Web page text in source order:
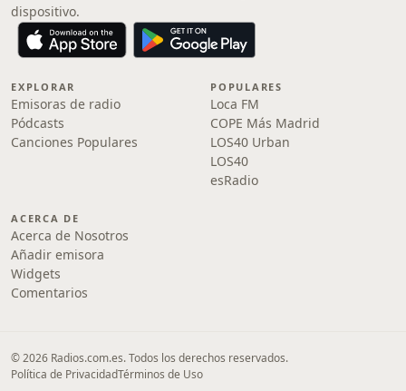
dispositivo.
EXPLORAR
Emisoras de radio
Pódcasts
Canciones Populares
POPULARES
Loca FM
COPE Más Madrid
LOS40 Urban
LOS40
esRadio
ACERCA DE
Acerca de Nosotros
Añadir emisora
Widgets
Comentarios
© 2026 Radios.com.es. Todos los derechos reservados.
Política de PrivacidadTérminos de Uso